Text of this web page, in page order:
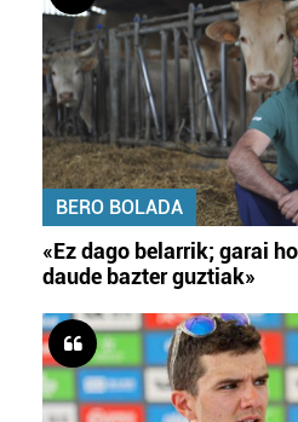
BERO BOLADA
«Ez dago belarrik; garai
daude bazter guztiak»